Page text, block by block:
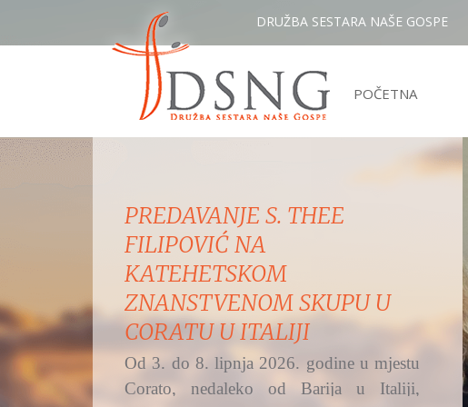
DRUŽBA SESTARA NAŠE GOSPE
POČETNA
MISNO SLAVLJE IZ ŽUPE
UZVIŠENJA SV. KRIŽA,
OSIJEK - RETFALA I
PREDSTAVLJANJE DSNG
Hrvatski katolički radio na Bijelu nedjelju
i svetkovinu Božjega milosrđa prenosi
svetu misu...